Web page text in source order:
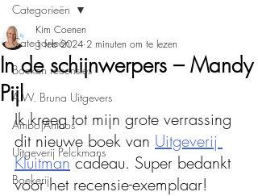
Categorieën
Boeken recensies
A.W. Bruna Uitgevers
Ambo|Anthos
Uitgeverij Pelckmans
Boekerij
Categorieën
In de schijnwerpers – Mandy
Pijl
Kim Coenen
1 feb 2024 2 minuten om te lezen
Ik kreeg tot mijn grote verrassing
dit nieuwe boek van Uitgeverij
Kluitman cadeau. Super bedankt
voor het recensie-exemplaar!